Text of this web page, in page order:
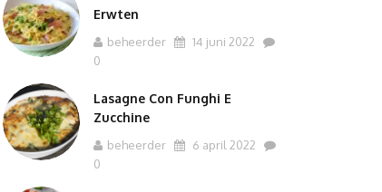
Erwten
beheerder
14 juni 2022
0
Lasagne Con Funghi E
Zucchine
beheerder
6 april 2022
0